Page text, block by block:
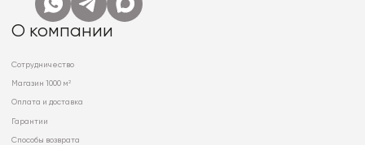
О компании
Сотрудничество
Магазин 1000 м²
Оплата и доставка
Гарантии
Способы возврата